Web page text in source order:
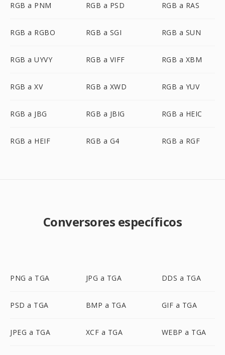
RGB a PNM RGB a PSD RGB a RAS
RGB a RGBO RGB a SGI RGB a SUN
RGB a UYVY RGB a VIFF RGB a XBM
RGB a XV RGB a XWD RGB a YUV
RGB a JBG RGB a JBIG RGB a HEIC
RGB a HEIF RGB a G4 RGB a RGF
Conversores específicos
PNG a TGA JPG a TGA DDS a TGA
PSD a TGA BMP a TGA GIF a TGA
JPEG a TGA XCF a TGA WEBP a TGA